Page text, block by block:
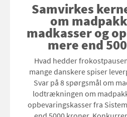
Samvirkes
om
madkasser og
mere end
Hvad hedder
mange danskere spiser
Svar på 8 spørgsmål om
lodtrækningen om
opbevaringskasser fra